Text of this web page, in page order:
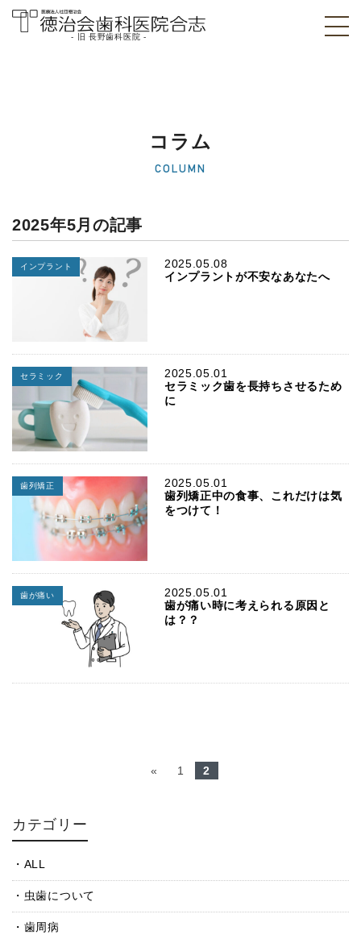
医院]｜熊本県合志
- 旧 長野歯科医院 -
コラム
COLUMN
2025年5月の記事
2025.05.08
インプラント
インプラントが不安なあなたへ
2025.05.01
セラミック
セラミック歯を長持ちさせるため
に
2025.05.01
歯列矯正
歯列矯正中の食事、これだけは気
をつけて！
2025.05.01
歯が痛い
歯が痛い時に考えられる原因と
は？？
« 1 2
カテゴリー
ALL
虫歯について
歯周病